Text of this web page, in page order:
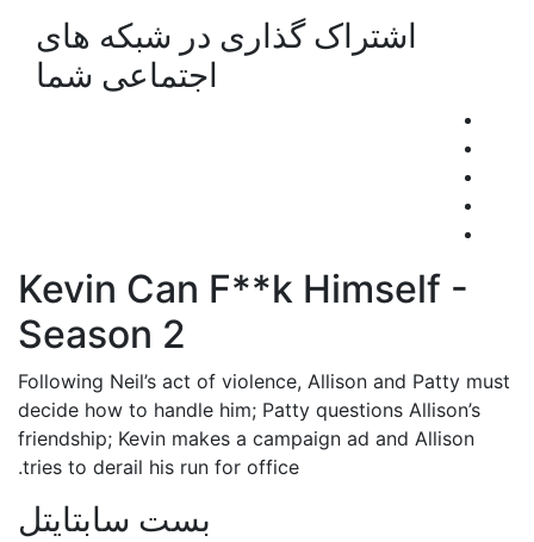
اشتراک گذاری در شبکه های
اجتماعی شما
Kevin Can F**k Himself -
Season 2
Following Neil’s act of violence, Allison and Patty must
decide how to handle him; Patty questions Allison’s
friendship; Kevin makes a campaign ad and Allison
tries to derail his run for office.
بست سابتایتل